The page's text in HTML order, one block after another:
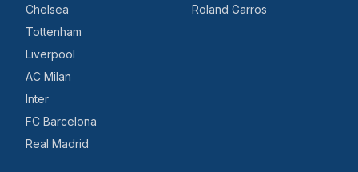
Chelsea
Tottenham
Liverpool
AC Milan
Inter
FC Barcelona
Real Madrid
Roland Garros